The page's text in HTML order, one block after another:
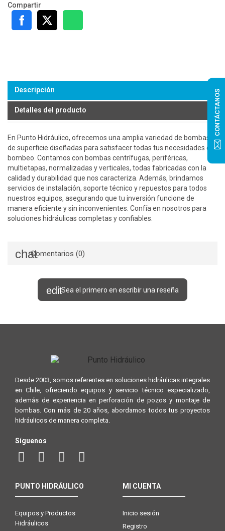
Compartir
Descripción
Detalles del producto
En Punto Hidráulico, ofrecemos una amplia variedad de bombas
de superficie diseñadas para satisfacer todas tus necesidades de
bombeo. Contamos con bombas centrífugas, periféricas,
multietapas, normalizadas y verticales, todas fabricadas con la
calidad y durabilidad que nos caracteriza. Además, brindamos
servicios de instalación, soporte técnico y repuestos para todos
nuestros equipos, asegurando que tu inversión funcione de
manera eficiente y sin inconvenientes. Confía en nosotros para
soluciones hidráulicas completas y confiables.
Comentarios (0)
Sea el primero en escribir una reseña
Desde 2003, somos referentes en soluciones hidráulicas integrales
en Chile, ofreciendo equipos y servicio técnico especializado,
además de experiencia en perforación de pozos y montaje de
bombas. Con más de 20 años, abordamos todos tus proyectos
hidráulicos de manera completa.
Síguenos
PUNTO HIDRÁULICO
Equipos y Productos
Hidráulicos
MI CUENTA
Inicio sesión
Registro
CONTÁCTANOS